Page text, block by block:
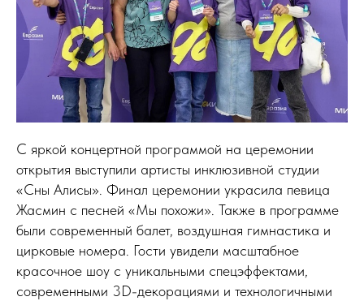
С яркой концертной программой на церемонии
открытия выступили артисты инклюзивной студии
«Сны Алисы». Финал церемонии украсила певица
Жасмин с песней «Мы похожи». Также в программе
были современный балет, воздушная гимнастика и
цирковые номера. Гости увидели масштабное
красочное шоу с уникальными спецэффектами,
современными 3D-декорациями и технологичными